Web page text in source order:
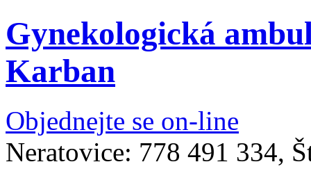
Gynekologická
Karban
Objednejte se on-line
Neratovice: 778 491 334,